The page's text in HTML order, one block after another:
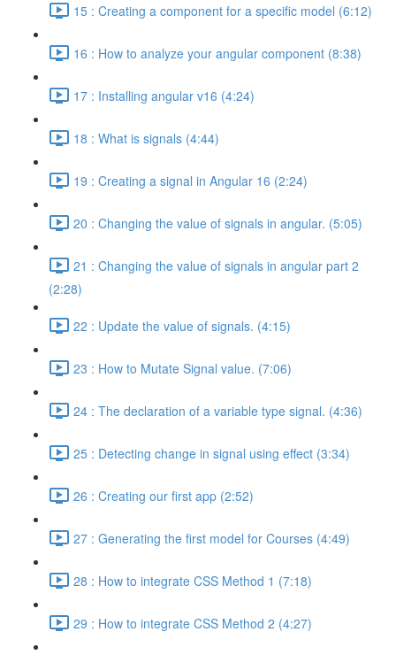
15 : Creating a component for a specific model (6:12)
16 : How to analyze your angular component (8:38)
17 : Installing angular v16 (4:24)
18 : What is signals (4:44)
19 : Creating a signal in Angular 16 (2:24)
20 : Changing the value of signals in angular. (5:05)
21 : Changing the value of signals in angular part 2
(2:28)
22 : Update the value of signals. (4:15)
23 : How to Mutate Signal value. (7:06)
24 : The declaration of a variable type signal. (4:36)
25 : Detecting change in signal using effect (3:34)
26 : Creating our first app (2:52)
27 : Generating the first model for Courses (4:49)
28 : How to integrate CSS Method 1 (7:18)
29 : How to integrate CSS Method 2 (4:27)